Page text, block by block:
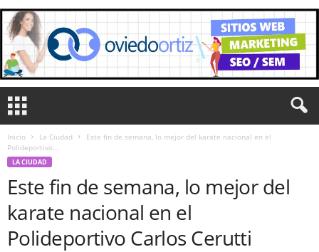
Inicio La Ciudad
Este fin de semana, lo mejor del karate nacional en el
Polideportivo...
LA CIUDAD
Este fin de semana, lo mejor del
karate nacional en el
Polideportivo Carlos Cerutti